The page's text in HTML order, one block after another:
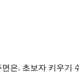
은. 초보자 키우기